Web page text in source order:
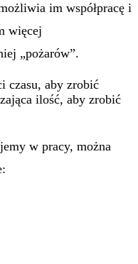
im współpracę i
więcej
„pożarów”.
czasu, aby zrobić
ilość, aby zrobić
w pracy, można